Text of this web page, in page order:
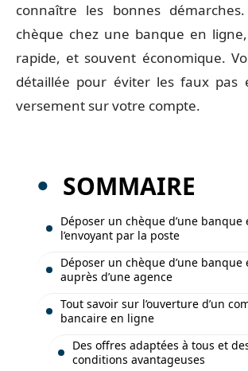
connaître les bonnes
chèque chez une banque en ligne,
rapide, et souvent économique.
détaillée pour éviter les faux pas
versement sur votre compte.
SOMMAIRE
Déposer un chèque d’une banque
l’envoyant par la poste
Déposer un chèque d’une banque
auprès d’une agence
Tout savoir sur l’ouverture d’un
bancaire en ligne
Des offres adaptées à tous et
conditions avantageuses